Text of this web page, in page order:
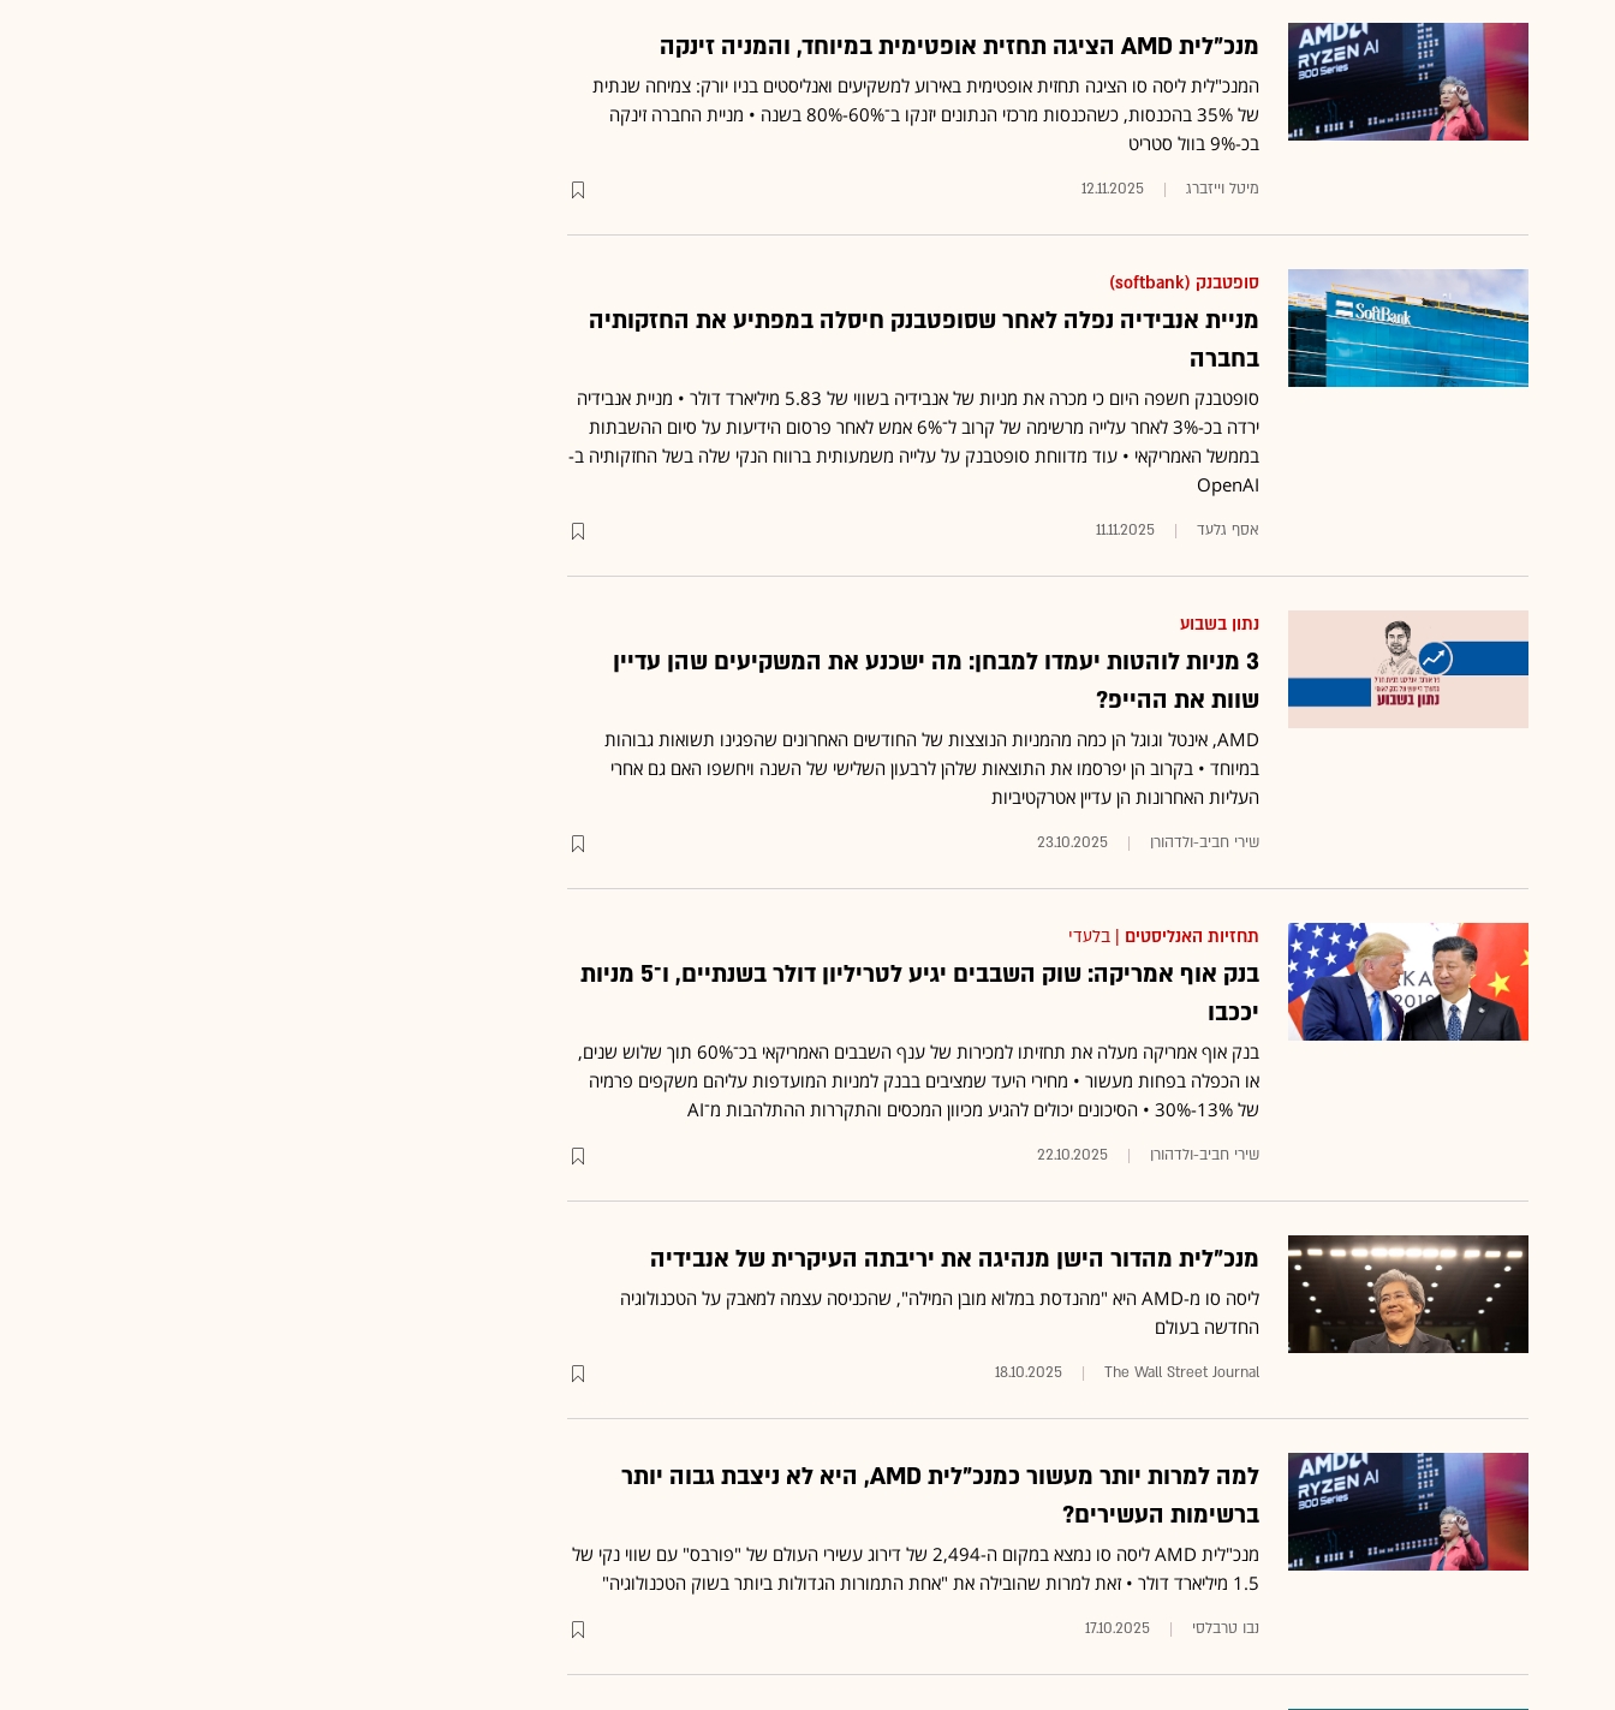
מנכ"לית AMD הציגה תחזית אופטימית במיוחד, והמניה זינקה
המנכ"לית ליסה סו הציגה תחזית אופטימית באירוע למשקיעים ואנליסטים בניו יורק: צמיחה שנתית
של 35% בהכנסות, כשהכנסות מרכזי הנתונים יזנקו ב־60%-80% בשנה • מניית החברה זינקה
בכ-9% בוול סטריט
מיטל וייזברג 12.11.2025
סופטבנק (softbank)
מניית אנבידיה נפלה לאחר שסופטבנק חיסלה במפתיע את החזקותיה
בחברה
סופטבנק חשפה היום כי מכרה את מניות של אנבידיה בשווי של 5.83 מיליארד דולר • מניית אנבידיה
ירדה בכ-3% לאחר עלייה מרשימה של קרוב ל־6% אמש לאחר פרסום הידיעות על סיום ההשבתות
בממשל האמריקאי • עוד מדווחת סופטבנק על עלייה משמעותית ברווח הנקי שלה בשל החזקותיה ב-
OpenAI
אסף גלעד 11.11.2025
נתון בשבוע
3 מניות לוהטות יעמדו למבחן: מה ישכנע את המשקיעים שהן עדיין
שוות את ההייפ?
AMD, אינטל וגוגל הן כמה מהמניות הנוצצות של החודשים האחרונים שהפגינו תשואות גבוהות
במיוחד • בקרוב הן יפרסמו את התוצאות שלהן לרבעון השלישי של השנה ויחשפו האם גם אחרי
העליות האחרונות הן עדיין אטרקטיביות
שירי חביב-ולדהורן 23.10.2025
תחזיות האנליסטים | בלעדי
בנק אוף אמריקה: שוק השבבים יגיע לטריליון דולר בשנתיים, ו־5 מניות
יככבו
בנק אוף אמריקה מעלה את תחזיתו למכירות של ענף השבבים האמריקאי בכ־60% תוך שלוש שנים,
או הכפלה בפחות מעשור • מחירי היעד שמציבים בבנק למניות המועדפות עליהם משקפים פרמיה
של 13%-30% • הסיכונים יכולים להגיע מכיוון המכסים והתקררות ההתלהבות מ־AI
שירי חביב-ולדהורן 22.10.2025
מנכ"לית מהדור הישן מנהיגה את יריבתה העיקרית של אנבידיה
ליסה סו מ-AMD היא "מהנדסת במלוא מובן המילה", שהכניסה עצמה למאבק על הטכנולוגיה
החדשה בעולם
The Wall Street Journal
18.10.2025
למה למרות יותר מעשור כמנכ"לית AMD, היא לא ניצבת גבוה יותר
ברשימות העשירים?
מנכ"לית AMD ליסה סו נמצא במקום ה-2,494 של דירוג עשירי העולם של "פורבס" עם שווי נקי של
1.5 מיליארד דולר • זאת למרות שהובילה את "אחת התמורות הגדולות ביותר בשוק הטכנולוגיה"
נבו טרבלסי 17.10.2025